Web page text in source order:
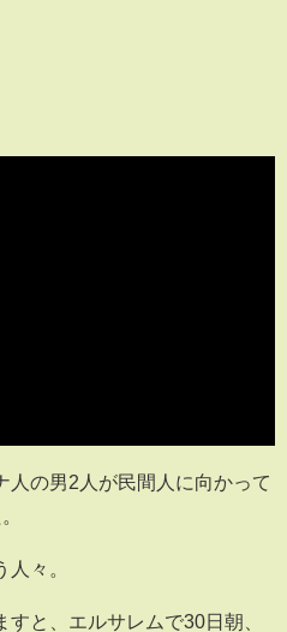
人の男2人が民間人に向かって
々。
と、エルサレムで30日朝、